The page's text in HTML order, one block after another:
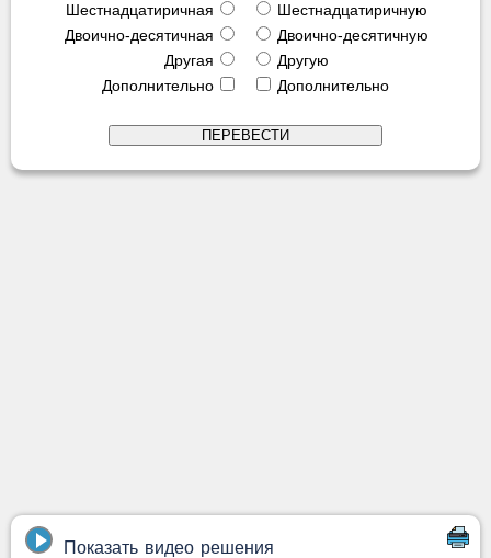
Шестнадцатиричная
Двоично-десятичная
Другая
Дополнительно
Шестнадцатиричную
Двоично-десятичную
Другую
Дополнительно
Показать видео решения